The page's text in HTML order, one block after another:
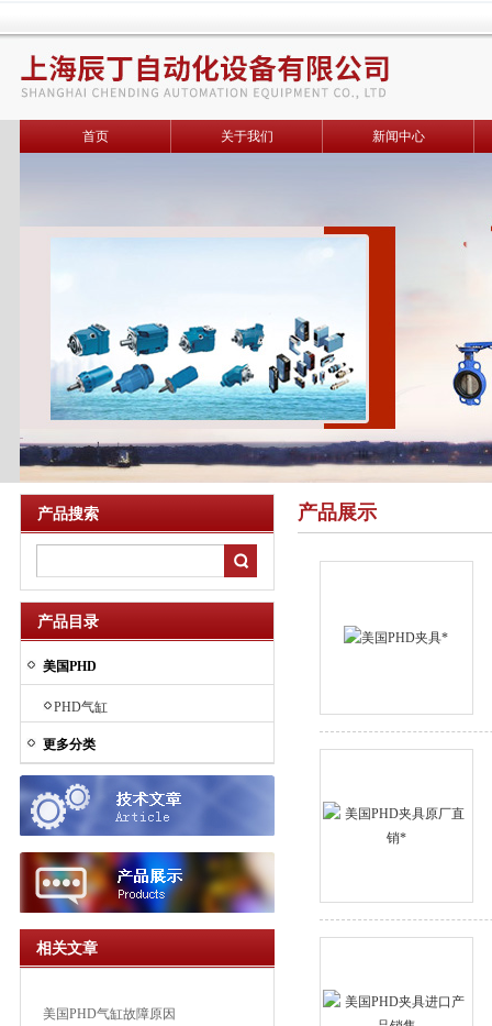
首页 关于我们 新闻中心
产品搜索
产品目录
美国PHD
PHD气缸
更多分类
相关文章
美国PHD气缸故障原因
产品展示